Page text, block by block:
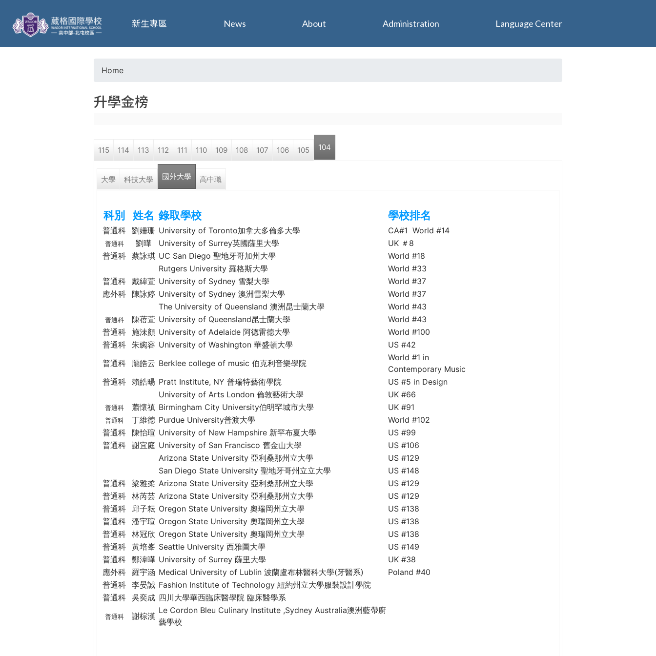
葳
格
o
a
r
h
e
r
e
Home
升學金榜
115 114 113 112 111 110 109 108 107 106 105 104
大學 科技大學 國外大學 (active tab)
高中職
科別 姓名 錄取學校 學校排名
普通科 劉姍珊 University of Toronto加拿大多倫多大學 CA#1 World #14
普通科 劉曄 University of Surrey英國薩里大學
UK ＃8
普通科 蔡詠琪 UC San Diego 聖地牙哥加州大學
World #18
Rutgers University 羅格斯大學
World #33
普通科 戴緯萱 University of Sydney 雪梨大學
World #37
應外科 陳詠婷 University of Sydney 澳洲雪梨大學
World #37
The University of Queensland 澳洲昆士蘭大學
World #43
普通科 陳蓓萱 University of Queensland昆士蘭大學
World #43
普通科 施沬顏 University of Adelaide 阿德雷德大學
World #100
普通科 朱豌容 University of Washington 華盛頓大學
US #42
普通科
龎皓云 Berklee college of music 伯克利音樂學院
World #1 in
Contemporary Music
普通科
賴皓暘 Pratt Institute, NY 普瑞特藝術學院
US #5 in Design
University of Arts London 倫敦藝術大學
UK #66
普通科 蕭懷禛 Birmingham City University伯明罕城市大學 UK #91
普通科 丁維德 Purdue University普渡大學
World #102
普通科 陳怡瑄 University of New Hampshire 新罕布夏大學
US #99
普通科 謝宜庭 University of San Francisco 舊金山大學
US #106
Arizona State University 亞利桑那州立大學
US #129
San Diego State University 聖地牙哥州立立大學
US #148
普通科 梁雅柔 Arizona State University 亞利桑那州立大學
US #129
普通科 林芮芸 Arizona State University 亞利桑那州立大學
US #129
普通科 邱子耘 Oregon State University 奧瑞岡州立大學
US #138
普通科 潘宇瑄 Oregon State University 奧瑞岡州立大學
US #138
普通科 林冠欣 Oregon State University 奧瑞岡州立大學
US #138
普通科 黃培峯 Seattle University 西雅圖大學
US #149
普通科 鄭湋曄 University of Surrey 薩里大學
UK #38
應外科 羅宇涵 Medical University of Lublin 波蘭盧布林醫科大學(牙醫系)
Poland #40
普通科 李晏誠 Fashion Institute of Technology 紐約州立大學服裝設計學院
普通科 吳奕成 四川大學華西臨床醫學院 臨床醫學系
普通科 謝棕漢
Le Cordon Bleu Culinary Institute ,Sydney Australia澳洲藍帶廚
藝學校
新生專區 News About Administration Language Center